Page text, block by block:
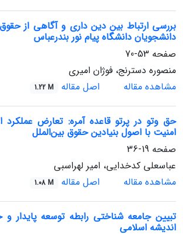
بررسی ارتباط بین دین داری و آگاهی از
دانشجویان دانشگاه پیام نور بندرعباس
صفحه 53-70
منصوره دسترنج، فوژان امیری
مشاهده مقاله
اصل مقاله 1.22 M
حق وتو در پرتو قاعده آمره: تعارض عملکرد
امنیت با اصول بنیادین حقوق بین‌الملل
صفحه 19-36
عباسعلی کدخدایی، امیر لهراسبی
مشاهده مقاله
اصل مقاله 1.08 M
تبیین جامعه شناختی رابطه توسعه پایدار
اندیشه اسلامی